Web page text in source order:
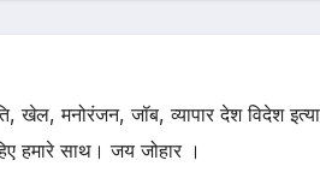
मनोरंजन, जॉब, व्यापार देश विदेश
हमारे साथ। जय जोहार ।